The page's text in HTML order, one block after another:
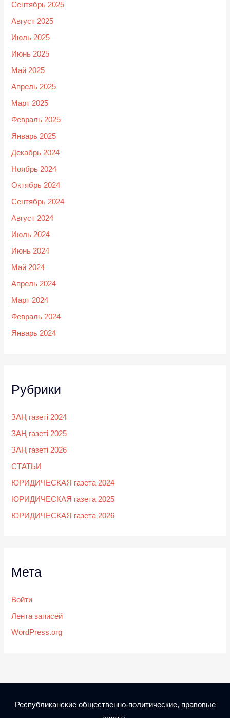
Сентябрь 2025
Август 2025
Июль 2025
Июнь 2025
Май 2025
Апрель 2025
Март 2025
Февраль 2025
Январь 2025
Декабрь 2024
Ноябрь 2024
Октябрь 2024
Сентябрь 2024
Август 2024
Июль 2024
Июнь 2024
Май 2024
Апрель 2024
Март 2024
Февраль 2024
Январь 2024
Рубрики
ЗАҢ газеті 2024
ЗАҢ газеті 2025
ЗАҢ газеті 2026
СТАТЬИ
ЮРИДИЧЕСКАЯ газета 2024
ЮРИДИЧЕСКАЯ газета 2025
ЮРИДИЧЕСКАЯ газета 2026
Мета
Войти
Лента записей
WordPress.org
Республиканские общественно-политические, правовые